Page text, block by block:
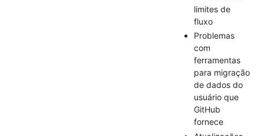
limites de
fluxo
Problemas
com
ferramentas
para migração
de dados do
usuário que
GitHub
fornece